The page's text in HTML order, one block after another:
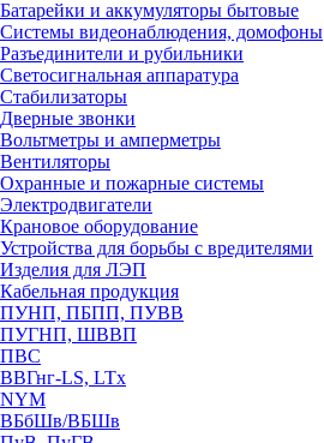
Батарейки и аккумуляторы бытовые
Системы видеонаблюдения, домофоны
Разъединители и рубильники
Светосигнальная аппаратура
Стабилизаторы
Дверные звонки
Вольтметры и амперметры
Вентиляторы
Охранные и пожарные системы
Электродвигатели
Крановое оборудование
Устройства для борьбы с вредителями
Изделия для ЛЭП
Кабельная продукция
ПУНП, ПБПП, ПУВВ
ПУГНП, ШВВП
ПВС
ВВГнг-LS, LTx
NYM
ВБбШв/ВБШв